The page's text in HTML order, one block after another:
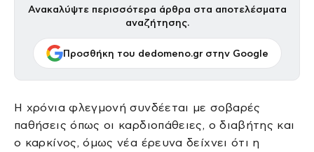
Ανακαλύψτε περισσότερα άρθρα στα αποτελέσματα
αναζήτησης.
Προσθήκη του dedomeno.gr στην Google
Η χρόνια φλεγμονή συνδέεται με σοβαρές
παθήσεις όπως οι καρδιοπάθειες, ο διαβήτης και
ο καρκίνος, όμως νέα έρευνα δείχνει ότι η